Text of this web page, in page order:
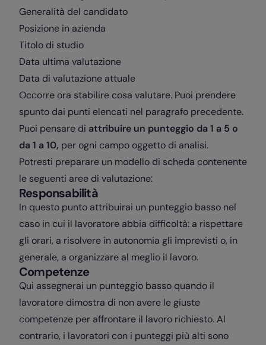
Generalità del candidato
Posizione in azienda
Titolo di studio
Data ultima valutazione
Data di valutazione attuale
Occorre ora stabilire cosa valutare. Puoi prendere
spunto dai punti elencati nel paragrafo precedente.
Puoi pensare di attribuire un punteggio da 1 a 5 o
da 1 a 10, per ogni campo oggetto di analisi.
Potresti preparare un modello di scheda contenente
le seguenti aree di valutazione:
Responsabilità
In questo punto attribuirai un punteggio basso nel
caso in cui il lavoratore abbia difficoltà: a rispettare
gli orari, a risolvere in autonomia gli imprevisti o, in
generale, a organizzare al meglio il lavoro.
Competenze
Qui assegnerai un punteggio basso quando il
lavoratore dimostra di non avere le giuste
competenze per affrontare il lavoro richiesto. Al
contrario, i lavoratori con i punteggi più alti sono